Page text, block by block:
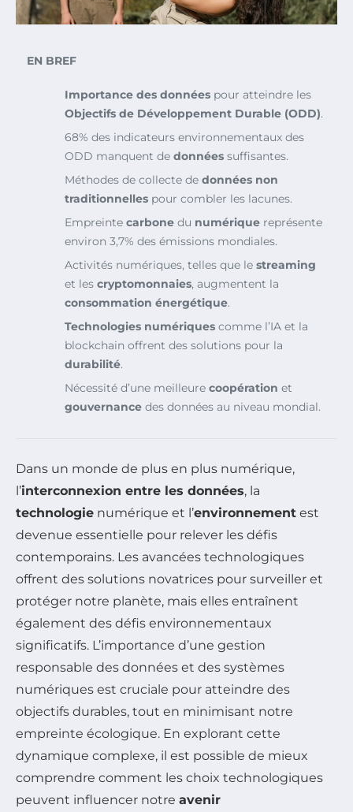
EN BREF
Importance des données pour atteindre les
Objectifs de Développement Durable (ODD).
68% des indicateurs environnementaux des
ODD manquent de données suffisantes.
Méthodes de collecte de données non
traditionnelles pour combler les lacunes.
Empreinte carbone du numérique représente
environ 3,7% des émissions mondiales.
Activités numériques, telles que le streaming
et les cryptomonnaies, augmentent la
consommation énergétique.
Technologies numériques comme l’IA et la
blockchain offrent des solutions pour la
durabilité.
Nécessité d’une meilleure coopération et
gouvernance des données au niveau mondial.
Dans un monde de plus en plus numérique,
l’interconnexion entre les données, la
technologie numérique et l’environnement est
devenue essentielle pour relever les défis
contemporains. Les avancées technologiques
offrent des solutions novatrices pour surveiller et
protéger notre planète, mais elles entraînent
également des défis environnementaux
significatifs. L’importance d’une gestion
responsable des données et des systèmes
numériques est cruciale pour atteindre des
objectifs durables, tout en minimisant notre
empreinte écologique. En explorant cette
dynamique complexe, il est possible de mieux
comprendre comment les choix technologiques
peuvent influencer notre avenir